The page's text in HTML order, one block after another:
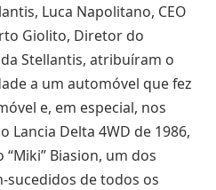
Luca Napolitano, CEO
Giolito, Diretor do
Stellantis, atribuíram o
a um automóvel que fez
e, em especial, nos
Lancia Delta 4WD de 1986,
Biasion, um dos
sucedidos de todos os